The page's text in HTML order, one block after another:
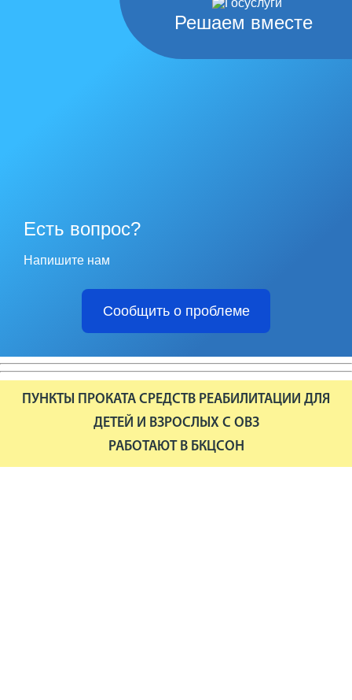
Решаем вместе
Есть вопрос?
Напишите нам
Сообщить о проблеме
ПУНКТЫ ПРОКАТА СРЕДСТВ РЕАБИЛИТАЦИИ ДЛЯ
ДЕТЕЙ И ВЗРОСЛЫХ С ОВЗ
РАБОТАЮТ В БКЦСОН